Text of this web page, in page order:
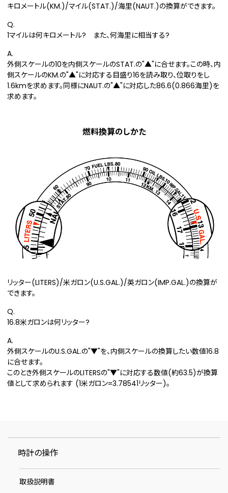
キロメートル(KM.)/マイル(STAT.)/海里(NAUT.)の換算ができます。
Q.
1マイルは何キロメートル? また、何海里に相当する?
A.
外側スケールの10を内側スケールのSTAT.の"▲"に合せます。この時、内
側スケールのKM.の"▲"に対応する目盛り16を読み取り、位取りをし
1.6kmを求めます。同様にNAUT.の"▲"に対応した86.6(0.866海里)を
求めます。
燃料換算のしかた
リッター(LITERS)/米ガロン(U.S.GAL.)/英ガロン(IMP.GAL.)の換算が
できます。
Q.
16.8米ガロンは何リッター?
A.
外側スケールのU.S.GAL.の"▼"を、内側スケールの換算したい数値16.8
に合せます。
このとき外側スケールのLITERSの"▼"に対応する数値(約63.5)が換算
値として求められます (1米ガロン=3.78541リッター)。
時計の操作
取扱説明書